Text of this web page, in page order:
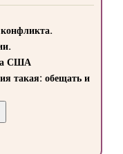
США
такая: обещать и